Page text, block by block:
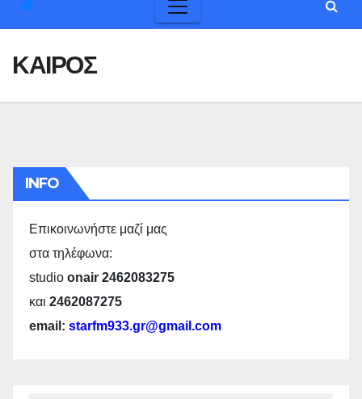
ΚΑΙΡΟΣ
INFO
Επικοινωνήστε μαζί μας
στα τηλέφωνα:
studio onair 2462083275
και 2462087275
email: starfm933.gr@gmail.com